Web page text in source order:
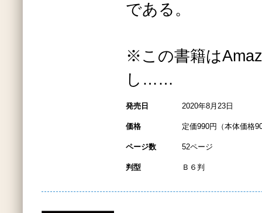
である。
※この書籍は
し……
発売日 2020年8月23日
価格 定価990円（本体価格
ページ数 52ページ
判型 Ｂ６判